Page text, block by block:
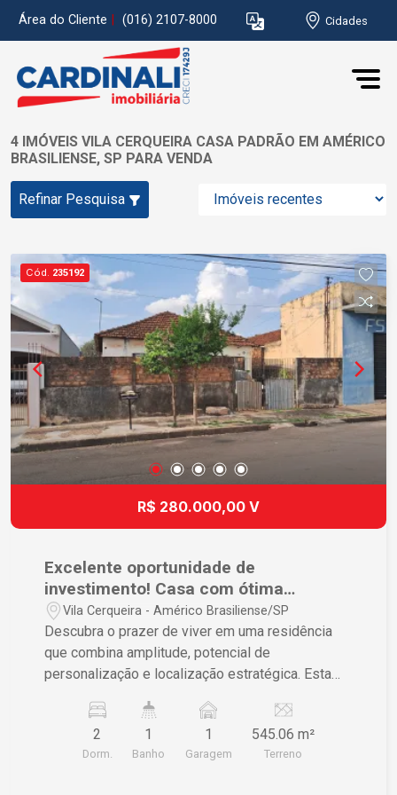
Área do Cliente (016) 2107-8000 Cidades
4 IMÓVEIS VILA CERQUEIRA CASA PADRÃO EM AMÉRICO
BRASILIENSE, SP PARA VENDA
Refinar Pesquisa
Cód. 235192
R$ 280.000,00 V
Excelente oportunidade de
investimento! Casa com ótima
localização, no centro de Américo
Brasiliense.
Vila Cerqueira - Américo Brasiliense/SP
Descubra o prazer de viver em uma residência
que combina amplitude, potencial de
personalização e localização estratégica. Esta
um investimento com excelente retorno e
conforto no cotidiano. Características do Imóvel •
2 dormitórios amplos proporcionando conforto e
2
Dorm.
1
Banho
1
Garagem
545.06 m²
Terreno